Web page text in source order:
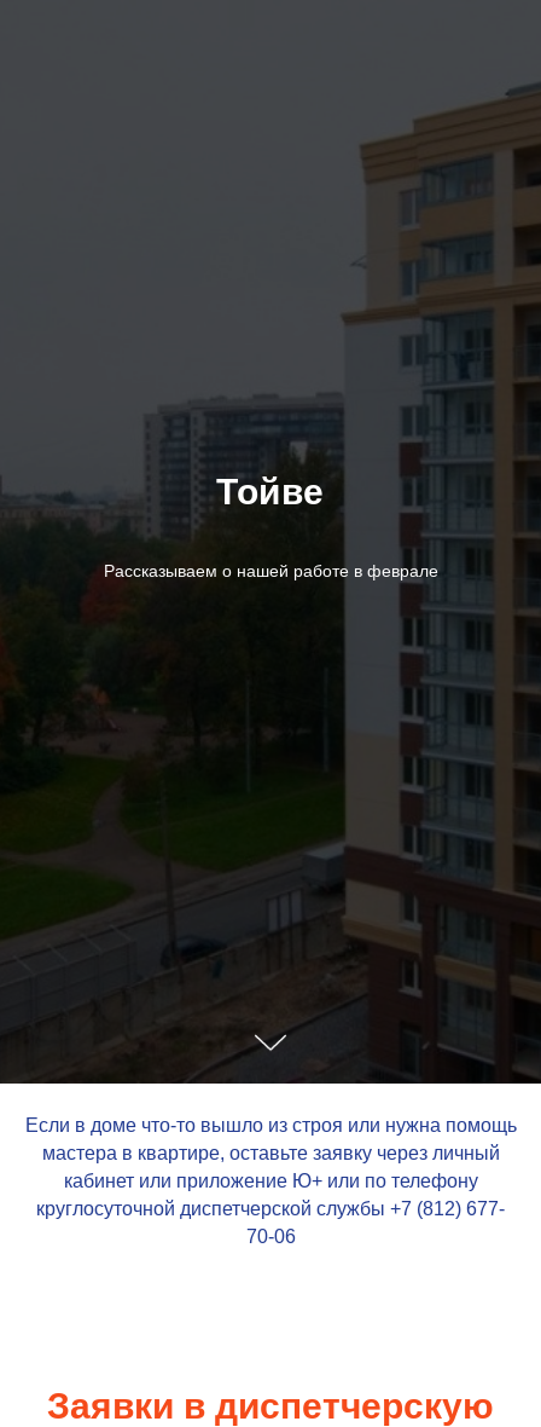
Тойве
Рассказываем о нашей работе в феврале
Если в доме что-то вышло из строя или нужна помощь
мастера в квартире, оставьте заявку через личный
кабинет или приложение Ю+ или по телефону
круглосуточной диспетчерской службы +7 (812) 677-
70-06
Заявки в диспетчерскую